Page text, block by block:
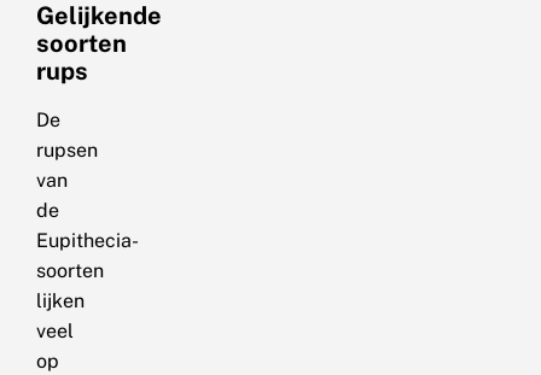
Gelijkende
soorten
rups
De
rupsen
van
de
Eupithecia-
soorten
lijken
veel
op